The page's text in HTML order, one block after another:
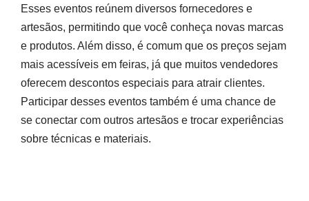
Esses eventos reúnem diversos fornecedores e
artesãos, permitindo que você conheça novas marcas
e produtos. Além disso, é comum que os preços sejam
mais acessíveis em feiras, já que muitos vendedores
oferecem descontos especiais para atrair clientes.
Participar desses eventos também é uma chance de
se conectar com outros artesãos e trocar experiências
sobre técnicas e materiais.